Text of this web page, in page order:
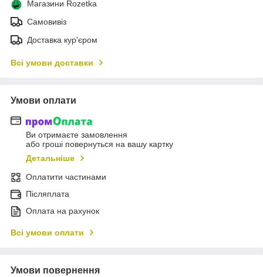
Магазини Rozetka
Самовивіз
Доставка кур'єром
Всі умови доставки
Умови оплати
Ви отримаєте замовлення
або гроші повернуться на вашу картку
Детальніше
Оплатити частинами
Післяплата
Оплата на рахунок
Всі умови оплати
Умови повернення